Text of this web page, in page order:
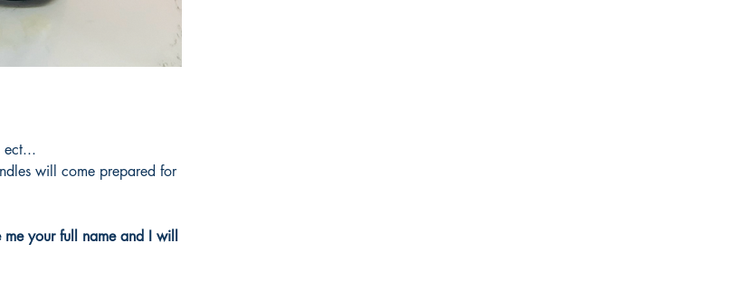
ect...
will come prepared for
your full name and I will